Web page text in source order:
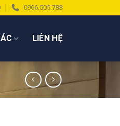
0966.505.788
LIÊN HỆ